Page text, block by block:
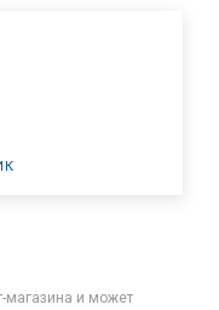
магазина и может